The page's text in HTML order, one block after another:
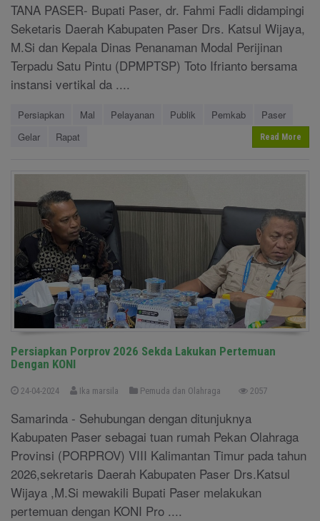
TANA PASER- Bupati Paser, dr. Fahmi Fadli didampingi
Seketaris Daerah Kabupaten Paser Drs. Katsul Wijaya,
M.Si dan Kepala Dinas Penanaman Modal Perijinan
Terpadu Satu Pintu (DPMPTSP) Toto Ifrianto bersama
instansi vertikal da ....
Persiapkan Mal Pelayanan Publik Pemkab
Paser
Gelar
Rapat Read More
Persiapkan Porprov 2026 Sekda Lakukan Pertemuan
Dengan KONI
24-04-2024 Ika marsila Pemuda dan Olahraga 2057
Samarinda - Sehubungan dengan ditunjuknya
Kabupaten Paser sebagai tuan rumah Pekan Olahraga
Provinsi (PORPROV) VIII Kalimantan Timur pada tahun
2026,sekretaris Daerah Kabupaten Paser Drs.Katsul
Wijaya ,M.Si mewakili Bupati Paser melakukan
pertemuan dengan KONI Pro ....